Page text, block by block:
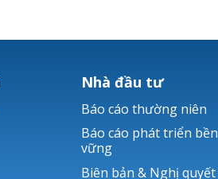
Nhà đầu tư
Báo cáo thường niên
Báo cáo phát triển bền
vững
Biên bản & Nghị quyết